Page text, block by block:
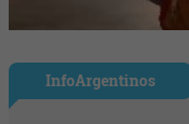
InfoArgentinos